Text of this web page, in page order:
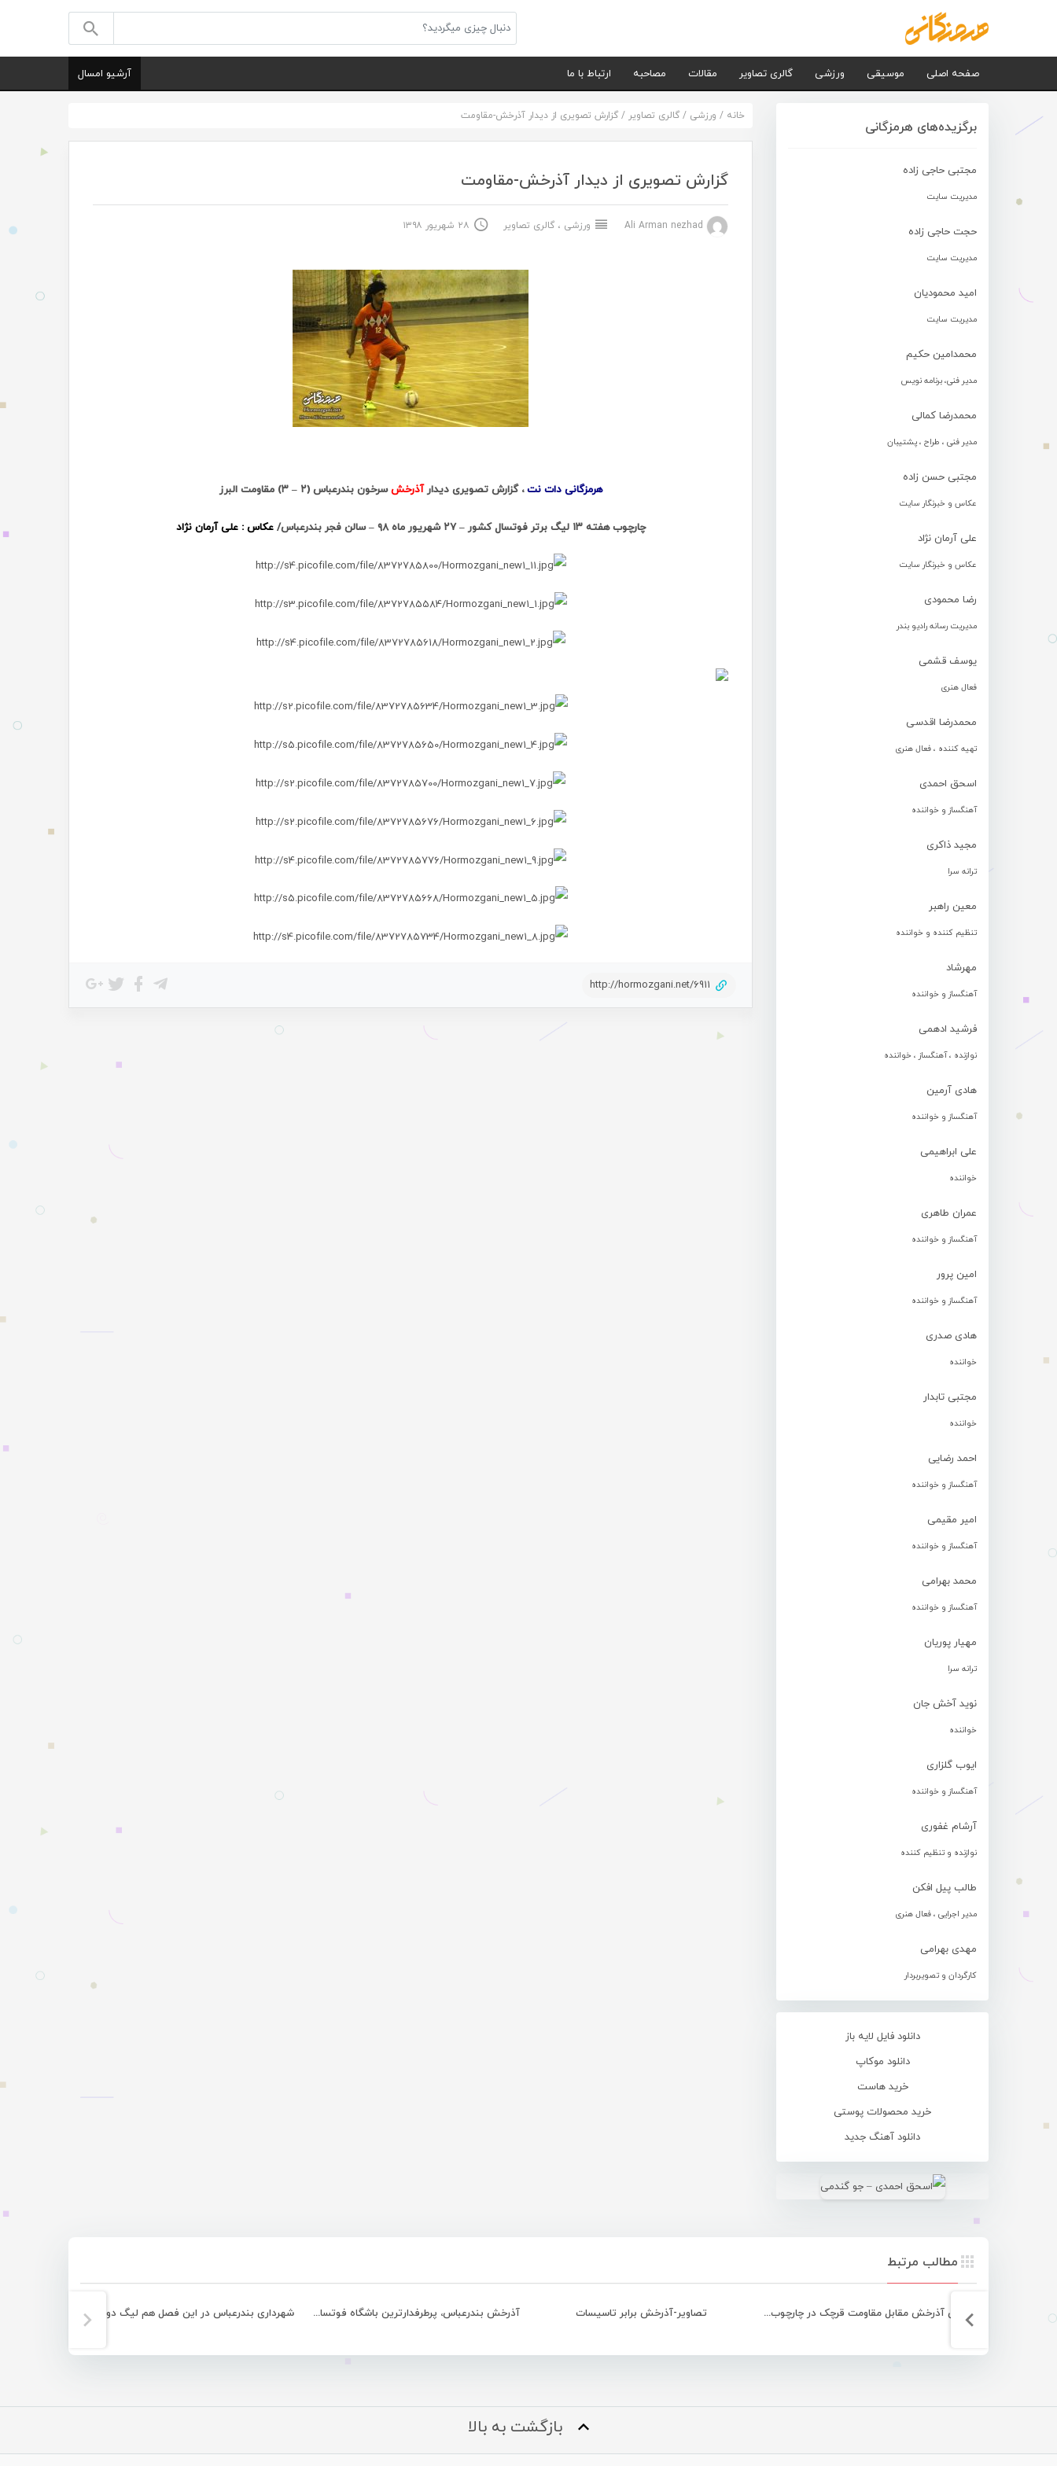
صفحه اصلی موسیقی ورزشی گالری تصاویر مقالات مصاحبه ارتباط با ما آرشیو امسال
برگزیده‌های هرمزگانی
مجتبی حاجی زاده
مدیریت سایت
حجت حاجی زاده
مدیریت سایت
امید محمودیان
مدیریت سایت
محمدامین حکیم
مدیر فنی، برنامه نویس
محمدرضا کمالی
مدیر فنی ، طراح ، پشتیبان
مجتبی حسن زاده
عکاس و خبرنگار سایت
علی آرمان نژاد
عکاس و خبرنگار سایت
رضا محمودی
مدیریت رسانه رادیو بندر
یوسف قشمی
فعال هنری
محمدرضا اقدسی
تهیه کننده ، فعال هنری
اسحق احمدی
آهنگساز و خواننده
مجید ذاکری
ترانه سرا
معین راهبر
تنظیم کننده و خواننده
مهرشاد
آهنگساز و خواننده
فرشید ادهمی
نوازنده ، آهنگساز ، خواننده
هادی آرمین
آهنگساز و خواننده
علی ابراهیمی
خواننده
عمران طاهری
آهنگساز و خواننده
امین پرور
آهنگساز و خواننده
هادی صدری
خواننده
مجتبی تابدار
خواننده
احمد رضایی
آهنگساز و خواننده
امیر مقیمی
آهنگساز و خواننده
محمد بهرامی
آهنگساز و خواننده
مهیار پوریان
ترانه سرا
نوید آخش جان
خواننده
ایوب گلزاری
آهنگساز و خواننده
آرشام غفوری
نوازنده و تنظیم کننده
طالب پیل افکن
مدیر اجرایی ، فعال هنری
مهدی بهرامی
کارگردان و تصویربردار
دانلود فایل لایه باز
دانلود موکاپ
خرید هاست
خرید محصولات پوستی
دانلود آهنگ جدید
خانه / ورزشی / گالری تصاویر / گزارش تصویری از دیدار آذرخش-مقاومت
گزارش تصویری از دیدار آذرخش-مقاومت
ورزشی ، گالری تصاویر ۲۸ شهریور ۱۳۹۸
هرمزگانی دات نت، گزارش تصویری دیدارآذرخشسرخون بندرعباس (۲ – ۳) مقاومت البرز
چارچوب هفته ۱۳ لیگ برتر فوتسال کشور – ۲۷ شهریور ماه ۹۸ – سالن فجر بندرعباس/ عکاس : علی آرمان نژاد
http://hormozgani.net/6911
مطالب مرتبط
برتری آذرخش مقابل مقاومت قرچک در چارچوب هفته نهم لیگ برتر تصاویر-آذرخش برابر تاسیسات آذرخش بندرعباس، پرطرفدارترین باشگاه فوتسال ایران شد شهرداری بندرعباس در این فصل هم لیگ دومی باقی ماند
بازگشت به بالا